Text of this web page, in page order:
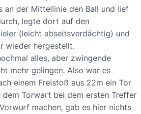
an der Mittellinie den Ball und lief
legte dort auf den
(leicht abseitsverdächtig) und
wieder hergestellt.
alles, aber zwingende
mehr gelingen. Also war es
einem Freistoß aus 22m ein Tor
dem Torwart bei dem ersten Treffer
machen, gab es hier nichts